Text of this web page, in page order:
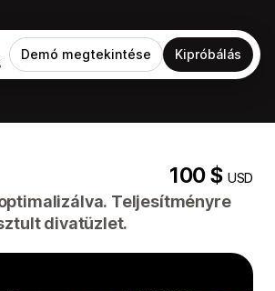
Demó megtekintése Kipróbálás
100 $USD
Teljesítményre
divatüzlet.